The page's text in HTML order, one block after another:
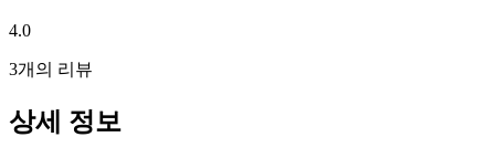
4.0
3개의 리뷰
상세 정보